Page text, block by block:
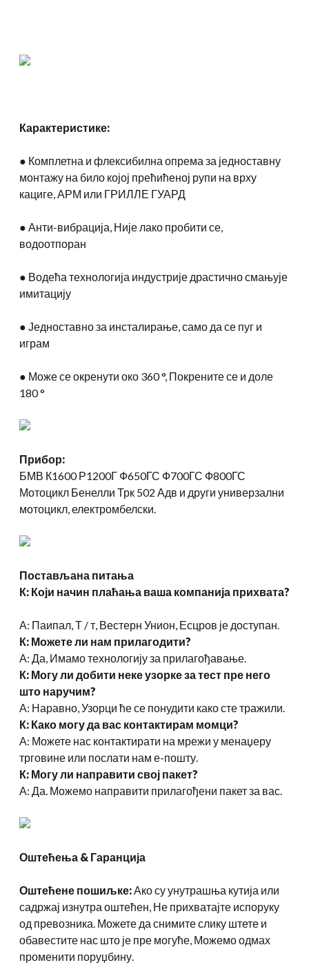
Карактеристике:
● Комплетна и флексибилна опрема за једноставну
монтажу на било којој прећићеној рупи на врху
кациге, АРМ или ГРИЛЛЕ ГУАРД
● Анти-вибрација, Није лако пробити се,
водоотпоран
● Водећа технологија индустрије драстично смањује
имитацију
● Једноставно за инсталирање, само да се пуг и
играм
● Може се окренути око 360 °, Покрените се и доле
180 °
Прибор:
БМВ К1600 Р1200Г Ф650ГС Ф700ГС Ф800ГС
Мотоцикл Бенелли Трк 502 Адв и други универзални
мотоцикл, електромбелски.
Постављана питања
К: Који начин плаћања ваша компанија прихвата?
А: Паипал, Т / т, Вестерн Унион, Есцров је доступан.
К: Можете ли нам прилагодити?
А: Да, Имамо технологију за прилагођавање.
К: Могу ли добити неке узорке за тест пре него
што наручим?
А: Наравно, Узорци ће се понудити како сте тражили.
К: Како могу да вас контактирам момци?
А: Можете нас контактирати на мрежи у менаџеру
трговине или послати нам е-пошту.
К: Могу ли направити свој пакет?
А: Да. Можемо направити прилагођени пакет за вас.
Оштећења & Гаранција
Оштећене пошиљке: Ако су унутрашња кутија или
садржај изнутра оштећен, Не прихватајте испоруку
од превозника. Можете да снимите слику штете и
обавестите нас што је пре могуће, Можемо одмах
променити поруџбину.